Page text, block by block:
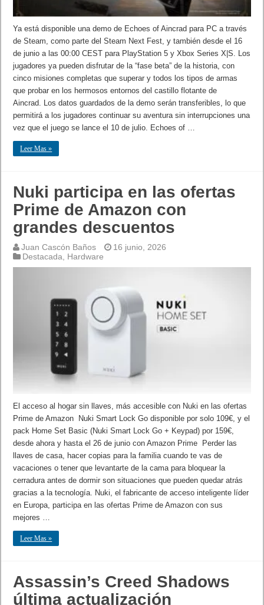
Ya está disponible una demo de Echoes of Aincrad para PC a través
de Steam, como parte del Steam Next Fest, y también desde el 16
de junio a las 00:00 CEST para PlayStation 5 y Xbox Series X|S. Los
jugadores ya pueden disfrutar de la “fase beta” de la historia, con
cinco misiones completas que superar y todos los tipos de armas
que probar en los hermosos entornos del castillo flotante de
Aincrad. Los datos guardados de la demo serán transferibles, lo que
permitirá a los jugadores continuar su aventura sin interrupciones una
vez que el juego se lance el 10 de julio. Echoes of …
Leer Mas »
Nuki participa en las ofertas
Prime de Amazon con
grandes descuentos
Juan Cascón Baños
16 junio, 2026
Destacada, Hardware
El acceso al hogar sin llaves, más accesible con Nuki en las ofertas
Prime de Amazon Nuki Smart Lock Go disponible por solo 109€, y el
pack Home Set Basic (Nuki Smart Lock Go + Keypad) por 159€,
desde ahora y hasta el 26 de junio con Amazon Prime Perder las
llaves de casa, hacer copias para la familia cuando te vas de
vacaciones o tener que levantarte de la cama para bloquear la
cerradura antes de dormir son situaciones que pueden quedar atrás
gracias a la tecnología. Nuki, el fabricante de acceso inteligente líder
en Europa, participa en las ofertas Prime de Amazon con sus
mejores …
Leer Mas »
Assassin’s Creed Shadows
última actualización